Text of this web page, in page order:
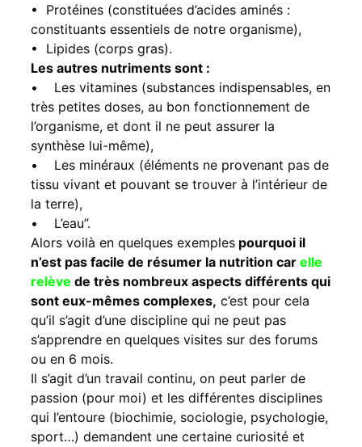
• Protéines (constituées d’acides aminés :
constituants essentiels de notre organisme),
• Lipides (corps gras).
Les autres nutriments sont :
• Les vitamines (substances indispensables, en
très petites doses, au bon fonctionnement de
l’organisme, et dont il ne peut assurer la
synthèse lui-même),
• Les minéraux (éléments ne provenant pas de
tissu vivant et pouvant se trouver à l’intérieur de
la terre),
• L’eau”.
Alors voilà en quelques exemples pourquoi il
n’est pas facile de résumer la nutrition car elle
relève de très nombreux aspects différents qui
sont eux-mêmes complexes, c’est pour cela
qu’il s’agit d’une discipline qui ne peut pas
s’apprendre en quelques visites sur des forums
ou en 6 mois.
Il s’agit d’un travail continu, on peut parler de
passion (pour moi) et les différentes disciplines
qui l’entoure (biochimie, sociologie, psychologie,
sport…) demandent une certaine curiosité et